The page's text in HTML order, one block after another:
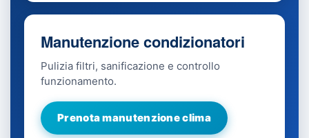
Manutenzione condizionatori
Pulizia filtri, sanificazione e controllo
funzionamento.
Prenota manutenzione clima